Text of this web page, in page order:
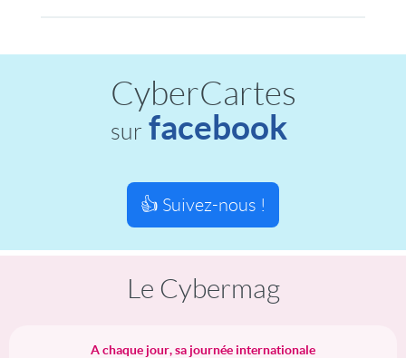
CyberCartes
sur facebook
👍 Suivez-nous !
Le Cybermag
A chaque jour, sa journée internationale